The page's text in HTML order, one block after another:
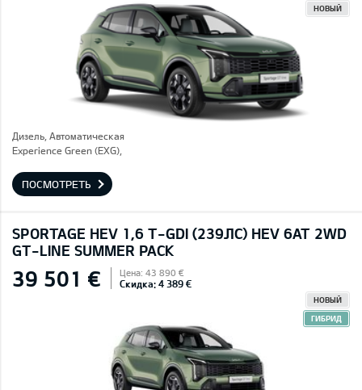
НОВЫЙ
Дизель, Автоматическая
Experience Green (EXG),
ПОСМОТРЕТЬ
SPORTAGE HEV 1,6 T-GDI (239ЛС) HEV 6AT 2WD
GT-LINE SUMMER PACK
39 501 € Цена: 43 890 €
Скидка: 4 389 €
НОВЫЙ
ГИБРИД